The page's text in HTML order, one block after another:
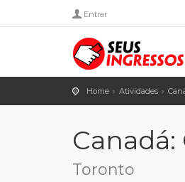
Entrar
Home Atividades
Canadá:
Toronto